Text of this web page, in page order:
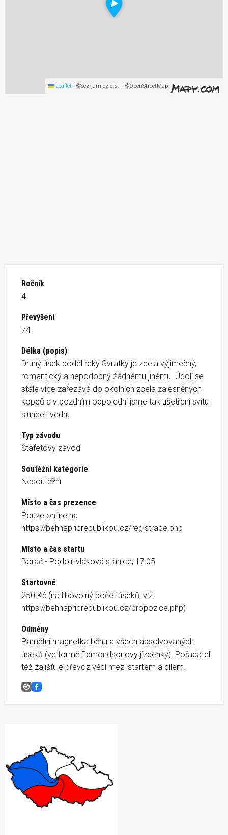
Leaflet | ©Seznam.cz a.s., | ©OpenStreetMap
Ročník
4
Převýšení
74
Délka (popis)
Druhý úsek podél řeky Svratky je zcela výjimečný,
romantický a nepodobný žádnému jinému. Údolí se
stále více zařezává do okolních zcela zalesněných
kopců a v pozdním odpoledni jsme tak ušetřeni svitu
slunce i vedru.
Typ závodu
Štafetový závod
Soutěžní kategorie
Nesoutěžní
Místo a čas prezence
Pouze online na
https://behnapricrepublikou.cz/registrace.php
Místo a čas startu
Borač - Podolí, vlaková stanice; 17:05
Startovné
250 Kč (na libovolný počet úseků, viz
https://behnapricrepublikou.cz/propozice.php)
Odměny
Pamětní magnetka běhu a všech absolvovaných
úseků (ve formě Edmondsonovy jízdenky). Pořadatel
též zajišťuje převoz věcí mezi startem a cílem.
Běh napříč republikou, V10 Borač-Nedvědice
Facebook